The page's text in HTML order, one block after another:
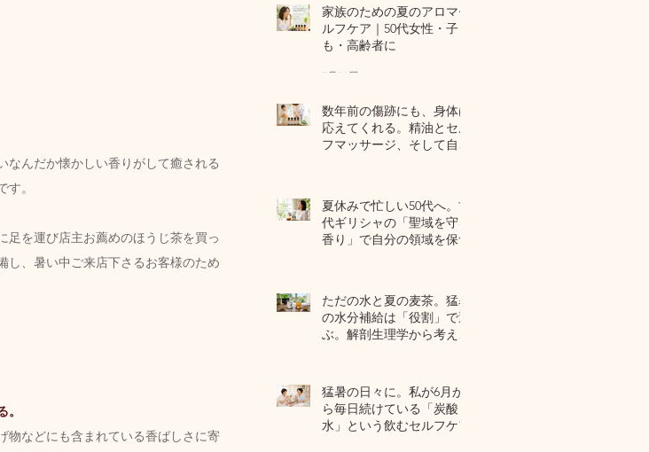
なんだか懐かしい香りがして癒される
。
足を運び店主お薦めのほうじ茶を買っ
し、暑い中ご来店下さるお客様のため
物などにも含まれている香ばしさに寄
家族のための夏のアロマセ
ルフケア｜50代女性・子ど
も・高齢者に
7月24日
数年前の傷跡にも、身体は
応えてくれる。精油とセル
フマッサージ、そして自己
夏休みで忙しい50代へ。古
代ギリシャの「聖域を守る
香り」で自分の領域を保つ
ただの水と夏の麦茶。猛暑
の水分補給は「役割」で選
ぶ。解剖生理学から考える
猛暑の日々に。私が6月か
ら毎日続けている「炭酸
水」という飲むセルフケア